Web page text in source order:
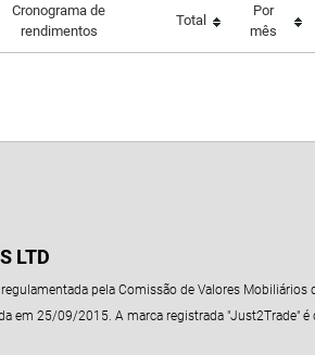
Cronograma de
rendimentos
Total
Por
mês
LTD
pela Comissão de Valores Mobiliários
em 25/09/2015. A marca registrada "Just2Trade" é